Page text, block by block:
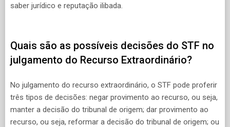
saber jurídico e reputação ilibada.
Quais são as possíveis decisões do STF no
julgamento do Recurso Extraordinário?
No julgamento do recurso extraordinário, o STF pode proferir
três tipos de decisões: negar provimento ao recurso, ou seja,
manter a decisão do tribunal de origem; dar provimento ao
recurso, ou seja, reformar a decisão do tribunal de origem; ou